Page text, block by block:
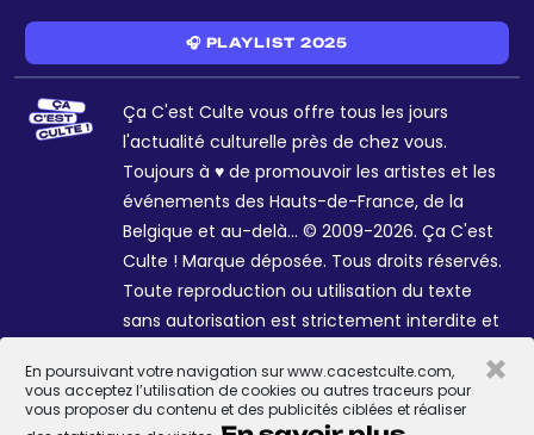
En poursuivant votre navigation sur www.cacestculte.com,
vous acceptez l’utilisation de cookies ou autres traceurs pour
vous proposer du contenu et des publicités ciblées et réaliser
×
🎧 PLAYLIST 2025
Ça C'est Culte vous offre tous les jours
l'actualité culturelle près de chez vous.
Toujours à ♥ de promouvoir les artistes et les
événements des Hauts-de-France, de la
Belgique et au-delà... © 2009-2026. Ça C'est
Culte ! Marque déposée. Tous droits réservés.
Toute reproduction ou utilisation du texte
sans autorisation est strictement interdite et
Sophie R. et Céline Galant.